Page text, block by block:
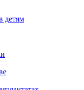
детям